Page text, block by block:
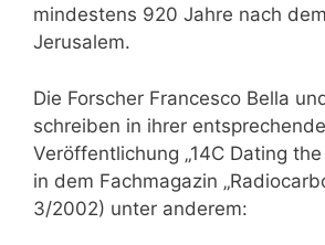
mindestens 920 Jahre nach
Jerusalem.
Die Forscher Francesco Bella
schreiben in ihrer
Veröffentlichung „14C Dating the
in dem Fachmagazin
3/2002) unter anderem: